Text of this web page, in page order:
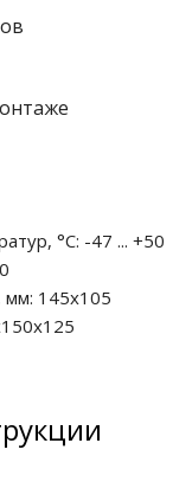
°С: -47 ... +50
мм: 145х105